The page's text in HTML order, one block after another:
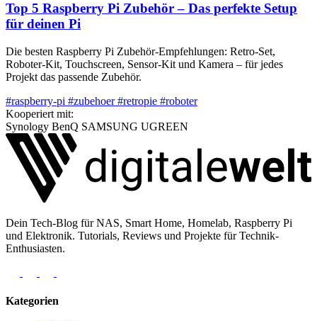
Top 5 Raspberry Pi Zubehör – Das perfekte Setup
für deinen Pi
Die besten Raspberry Pi Zubehör-Empfehlungen: Retro-Set,
Roboter-Kit, Touchscreen, Sensor-Kit und Kamera – für jedes
Projekt das passende Zubehör.
#raspberry-pi #zubehoer#retropie #roboter
Kooperiert mit:
Synology BenQ SAMSUNG UGREEN
Dein Tech-Blog für NAS, Smart Home, Homelab, Raspberry Pi
und Elektronik. Tutorials, Reviews und Projekte für Technik-
Enthusiasten.
Kategorien